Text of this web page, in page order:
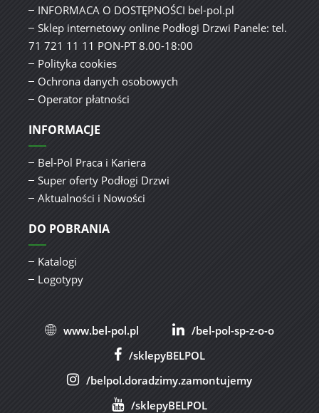
INFORMACA O DOSTĘPNOŚCI bel-pol.pl
Sklep internetowy online Podłogi Drzwi Panele: tel.
71 721 11 11 PON-PT 8.00-18:00
Polityka cookies
Ochrona danych osobowych
Operator płatności
INFORMACJE
Bel-Pol Praca i Kariera
Super oferty Podłogi Drzwi
Aktualności i Nowości
DO POBRANIA
Katalogi
Logotypy
www.bel-pol.pl
/bel-pol-sp-z-o-o
/sklepyBELPOL
/belpol.doradzimy.zamontujemy
/sklepyBELPOL